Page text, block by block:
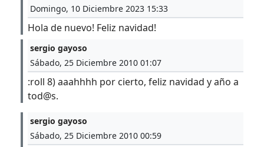
Domingo, 10 Diciembre 2023 15:33
Hola de nuevo! Feliz navidad!
sergio gayoso
Sábado, 25 Diciembre 2010 01:07
:roll 8) aaahhhh por cierto, feliz navidad y año a
tod@s.
sergio gayoso
Sábado, 25 Diciembre 2010 00:59